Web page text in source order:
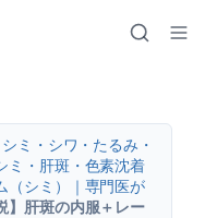
ミ・シワ・たるみ・
ミ・肝斑・色素沈着
（シミ）｜専門医が
】肝斑の内服＋レー